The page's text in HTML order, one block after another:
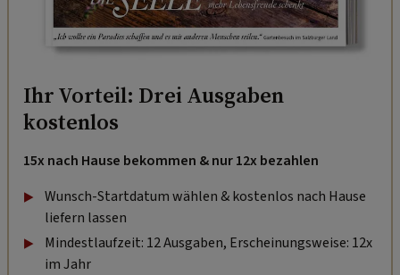
Ihr Vorteil: Drei Ausgaben
kostenlos
15x nach Hause bekommen & nur 12x bezahlen
Wunsch-Startdatum wählen & kostenlos nach Hause
liefern lassen
Mindestlaufzeit: 12 Ausgaben, Erscheinungsweise: 12x
im Jahr